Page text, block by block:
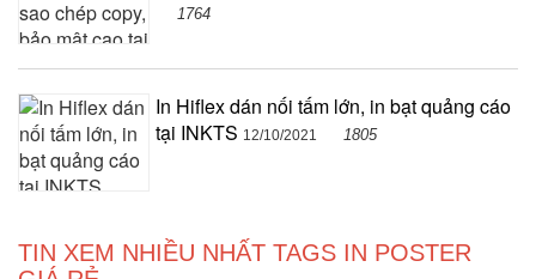
1764
In Hiflex dán nối tấm lớn, in bạt quảng cáo
tại INKTS 12/10/2021 1805
TIN XEM NHIỀU NHẤT TAGS IN POSTER